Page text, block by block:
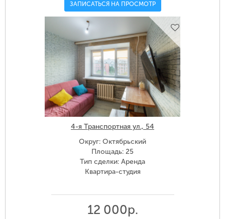
ЗАПИСАТЬСЯ НА ПРОСМОТР
4-я Транспортная ул., 54
Округ: Октябрьский
Площадь: 25
Тип сделки: Аренда
Квартира-студия
12 000р.